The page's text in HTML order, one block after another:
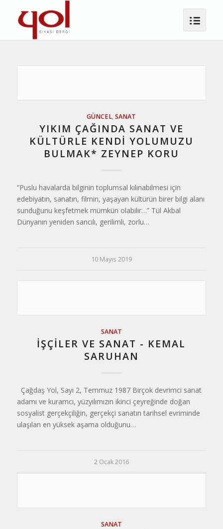
GÜNCEL,SANAT
YIKIM ÇAĞINDA SANAT VE
KÜLTÜRLE KENDI YOLUMUZU
BULMAK* ZEYNEP KORU
“Puslu havalarda bilginin toplumsal kılınabilmesi için
edebiyatın, sanatın, filmin, yaşayan kültürün birer bilgi alanı
sunduğunu keşfetmek mümkün olabilir…” Tül Akbal
Dünyanın yeniden sancılı, gerilimli, zorlu…
10 Mayıs 2019
SANAT
İŞÇİLER VE SANAT - KEMAL
SARUHAN
Çağdaş Yol, Sayı 2, Temmuz 1987 Birçok devrimci sanat
adamı ve kuram­cı, yüzyılımızın ikinci çeyreğinde doğan
sosyalist gerçekçiliğin, gerçekçi sanatın tarih­sel evriminde
ulaşılan en yüksek aşama ol­duğunu…
2 Ocak 2016
SANAT